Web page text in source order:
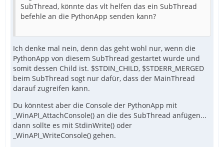
SubThread, könnte das vlt helfen das ein SubThread
befehle an die PythonApp senden kann?
Ich denke mal nein, denn das geht wohl nur, wenn die
PythonApp von diesem SubThread gestartet wurde und
somit dessen Child ist. $STDIN_CHILD, $STDERR_MERGED
beim SubThread sogt nur dafür, dass der MainThread
darauf zugreifen kann.
Du könntest aber die Console der PythonApp mit
_WinAPI_AttachConsole() an die des SubThread anfügen...
dann sollte es mit StdinWrite() oder
_WinAPI_WriteConsole() gehen.